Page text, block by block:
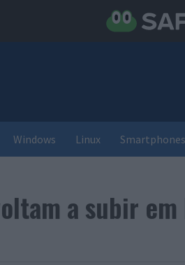
Windows Linux Smartphones
a subir